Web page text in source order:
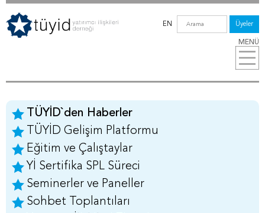
MENÜ
EN Üyeler
TÜYİD`den Haberler
TÜYİD Gelişim Platformu
Eğitim ve Çalıştaylar
Yİ Sertifika SPL Süreci
Seminerler ve Paneller
Sohbet Toplantıları